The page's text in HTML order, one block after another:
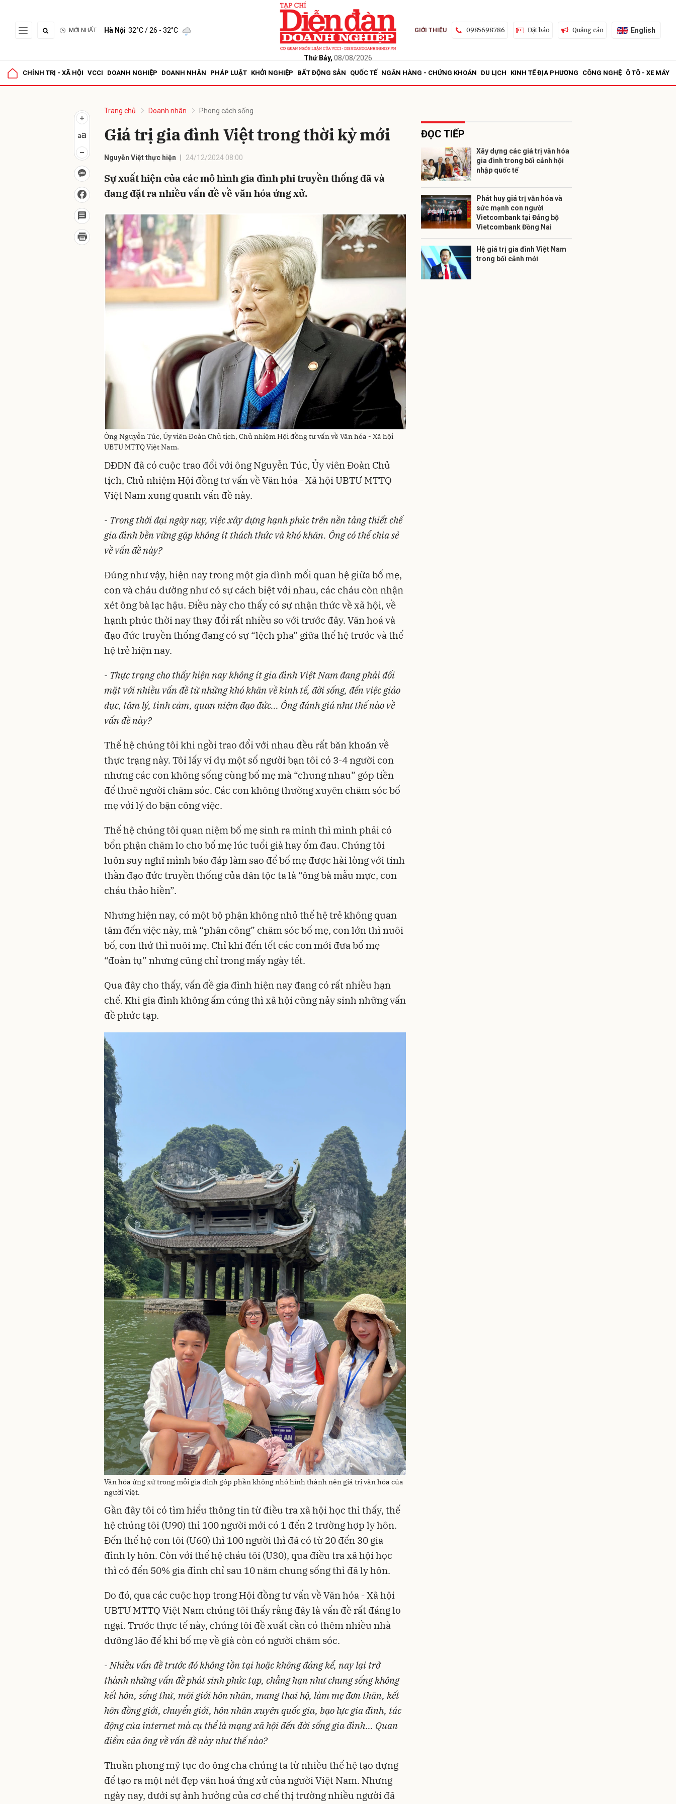
MỚI NHẤT Hà Nội 32°C/ 26 - 32°C
Thứ Bảy, 08/08/2026
GIỚI THIỆU 0985698786 Đặt báo Quảng cáo English
CHÍNH TRỊ - XÃ HỘI VCCI DOANH NGHIỆP DOANH NHÂN PHÁP LUẬT KHỞI NGHIỆP BẤT ĐỘNG SẢN QUỐC TẾ NGÂN HÀNG - CHỨNG KHOÁN DU LỊCH KINH TẾ ĐỊA PHƯƠNG CÔNG NGHỆ Ô TÔ - XE MÁY
Trang chủ Doanh nhân Phong cách sống
Giá trị gia đình Việt trong thời kỳ mới
Nguyễn Việt thực hiện 24/12/2024 08:00
Sự xuất hiện của các mô hình gia đình phi truyền thống đã và
đang đặt ra nhiều vấn đề về văn hóa ứng xử.
Ông Nguyễn Túc, Ủy viên Đoàn Chủ tịch, Chủ nhiệm Hội đồng tư vấn về Văn hóa - Xã hội
UBTƯ MTTQ Việt Nam.
DĐDN đã có cuộc trao đổi với ông Nguyễn Túc, Ủy viên Đoàn Chủ
tịch, Chủ nhiệm Hội đồng tư vấn về Văn hóa - Xã hội UBTƯ MTTQ
Việt Nam xung quanh vấn đề này.
- Trong thời đại ngày nay, việc xây dựng hạnh phúc trên nền tảng thiết chế
gia đình bền vững gặp không ít thách thức và khó khăn. Ông có thể chia sẻ
về vấn đề này?
Đúng như vậy, hiện nay trong một gia đình mối quan hệ giữa bố mẹ,
con và cháu dường như có sự cách biệt với nhau, các cháu còn nhận
xét ông bà lạc hậu. Điều này cho thấy có sự nhận thức về xã hội, về
hạnh phúc thời nay thay đổi rất nhiều so với trước đây. Văn hoá và
đạo đức truyền thống đang có sự “lệch pha” giữa thế hệ trước và thế
hệ trẻ hiện nay.
- Thực trạng cho thấy hiện nay không ít gia đình Việt Nam đang phải đối
mặt với nhiều vấn đề từ những khó khăn về kinh tế, đời sống, đến việc giáo
dục, tâm lý, tình cảm, quan niệm đạo đức... Ông đánh giá như thế nào về
vấn đề này?
Thế hệ chúng tôi khi ngồi trao đổi với nhau đều rất băn khoăn về
thực trạng này. Tôi lấy ví dụ một số người bạn tôi có 3-4 người con
nhưng các con không sống cùng bố mẹ mà “chung nhau” góp tiền
để thuê người chăm sóc. Các con không thường xuyên chăm sóc bố
mẹ với lý do bận công việc.
Thế hệ chúng tôi quan niệm bố mẹ sinh ra mình thì mình phải có
bổn phận chăm lo cho bố mẹ lúc tuổi già hay ốm đau. Chúng tôi
luôn suy nghĩ mình báo đáp làm sao để bố mẹ được hài lòng với tinh
thần đạo đức truyền thống của dân tộc ta là “ông bà mẫu mực, con
cháu thảo hiền”.
Nhưng hiện nay, có một bộ phận không nhỏ thế hệ trẻ không quan
tâm đến việc này, mà “phân công” chăm sóc bố mẹ, con lớn thì nuôi
bố, con thứ thì nuôi mẹ. Chỉ khi đến tết các con mới đưa bố mẹ
“đoàn tụ” nhưng cũng chỉ trong mấy ngày tết.
Qua đây cho thấy, vấn đề gia đình hiện nay đang có rất nhiều hạn
chế. Khi gia đình không ấm cúng thì xã hội cũng nảy sinh những vấn
đề phức tạp.
Văn hóa ứng xử trong mỗi gia đình góp phần không nhỏ hình thành nên giá trị văn hóa của
người Việt.
Gần đây tôi có tìm hiểu thông tin từ điều tra xã hội học thì thấy, thế
hệ chúng tôi (U90) thì 100 người mới có 1 đến 2 trường hợp ly hôn.
Đến thế hệ con tôi (U60) thì 100 người thì đã có từ 20 đến 30 gia
đình ly hôn. Còn với thế hệ cháu tôi (U30), qua điều tra xã hội học
thì có đến 50% gia đình chỉ sau 10 năm chung sống thì đã ly hôn.
Do đó, qua các cuộc họp trong Hội đồng tư vấn về Văn hóa - Xã hội
UBTƯ MTTQ Việt Nam chúng tôi thấy rằng đây là vấn đề rất đáng lo
ngại. Trước thực tế này, chúng tôi đề xuất cần có thêm nhiều nhà
dưỡng lão để khi bố mẹ về già còn có người chăm sóc.
- Nhiều vấn đề trước đó không tồn tại hoặc không đáng kể, nay lại trở
thành những vấn đề phát sinh phức tạp, chẳng hạn như chung sống không
kết hôn, sống thử, môi giới hôn nhân, mang thai hộ, làm mẹ đơn thân, kết
hôn đồng giới, chuyển giới, hôn nhân xuyên quốc gia, bạo lực gia đình, tác
động của internet mà cụ thể là mạng xã hội đến đời sống gia đình... Quan
điểm của ông về vấn đề này như thế nào?
Thuần phong mỹ tục do ông cha chúng ta từ nhiều thế hệ tạo dựng
để tạo ra một nét đẹp văn hoá ứng xử của người Việt Nam. Nhưng
ngày nay, dưới sự ảnh hưởng của cơ chế thị trường nhiều người đã
ĐỌC TIẾP
Xây dựng các giá trị văn hóa
gia đình trong bối cảnh hội
nhập quốc tế
Phát huy giá trị văn hóa và
sức mạnh con người
Vietcombank tại Đảng bộ
Vietcombank Đồng Nai
Hệ giá trị gia đình Việt Nam
trong bối cảnh mới
Gửi